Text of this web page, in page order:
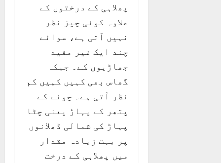
پھلاہی کے درختوں کے
علاوہ کوئی چیز نظر
نہیں آتی ہے، سوائے
چند ایک غیر مفید
جھاڑیوں کے۔ جبکہ
گھاس بھی کہیں کہیں کم
نظر آتی ہے۔ چونے کے
پتھر کے پہاڑ یعنی چٹا
پہاڑ کی شمالی ڈھلانوں
پر بہت زیادہ مقدار
میں پھلاہی کے درخت